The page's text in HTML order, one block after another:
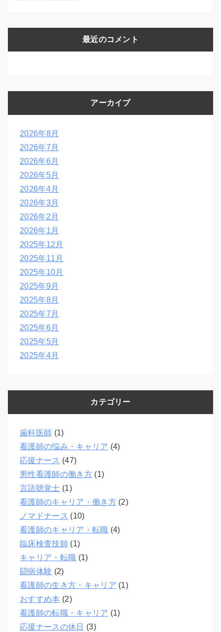
最近のコメント
アーカイブ
2026年8月
2026年7月
2026年6月
2026年5月
2026年4月
2026年3月
2026年2月
2026年1月
2025年12月
2025年11月
2025年10月
2025年9月
2025年8月
2025年7月
2025年6月
2025年5月
2025年4月
カテゴリー
歯科医師 (1)
看護師の悩み・キャリア (4)
応援ナース (47)
男性看護師の働き方(1)
言語聴覚士 (1)
看護師のキャリア・働き方(2)
ノマドナース (10)
看護師のキャリア・転職 (4)
臨床検査技師 (1)
キャリア・転職 (1)
闘病体験 (2)
看護師の生き方・キャリア (1)
おすすめ本 (2)
看護師の転職・キャリア (1)
応援ナースの休日 (3)